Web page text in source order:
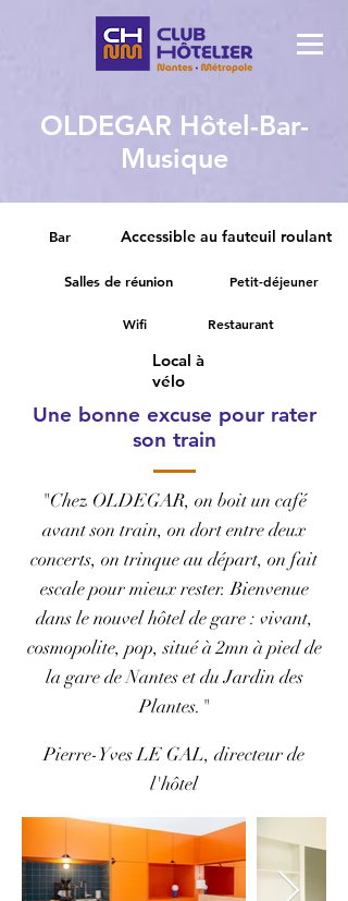
OLDEGAR Hôtel-Bar-
Musique
Bar Accessible au fauteuil roulant
Salles de réunion Petit-déjeuner
Wifi Restaurant
Local à
vélo
Une bonne excuse pour rater
son train
"Chez OLDEGAR, on boit un café
avant son train, on dort entre deux
concerts, on trinque au départ, on fait
escale pour mieux rester. Bienvenue
dans le nouvel hôtel de gare : vivant,
cosmopolite, pop, situé à 2mn à pied de
la gare de Nantes et du Jardin des
Plantes. "
Pierre-Yves LE GAL, directeur de
l'hôtel